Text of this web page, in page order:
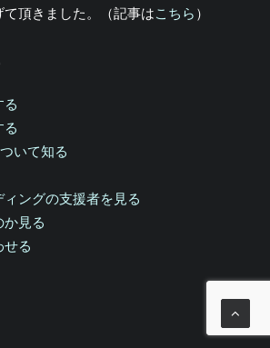
頂きました。（記事はこちら ）
る
る
いて知る
ングの支援者を見る
か見る
せる